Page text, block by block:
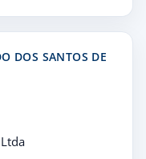
DOS SANTOS DE